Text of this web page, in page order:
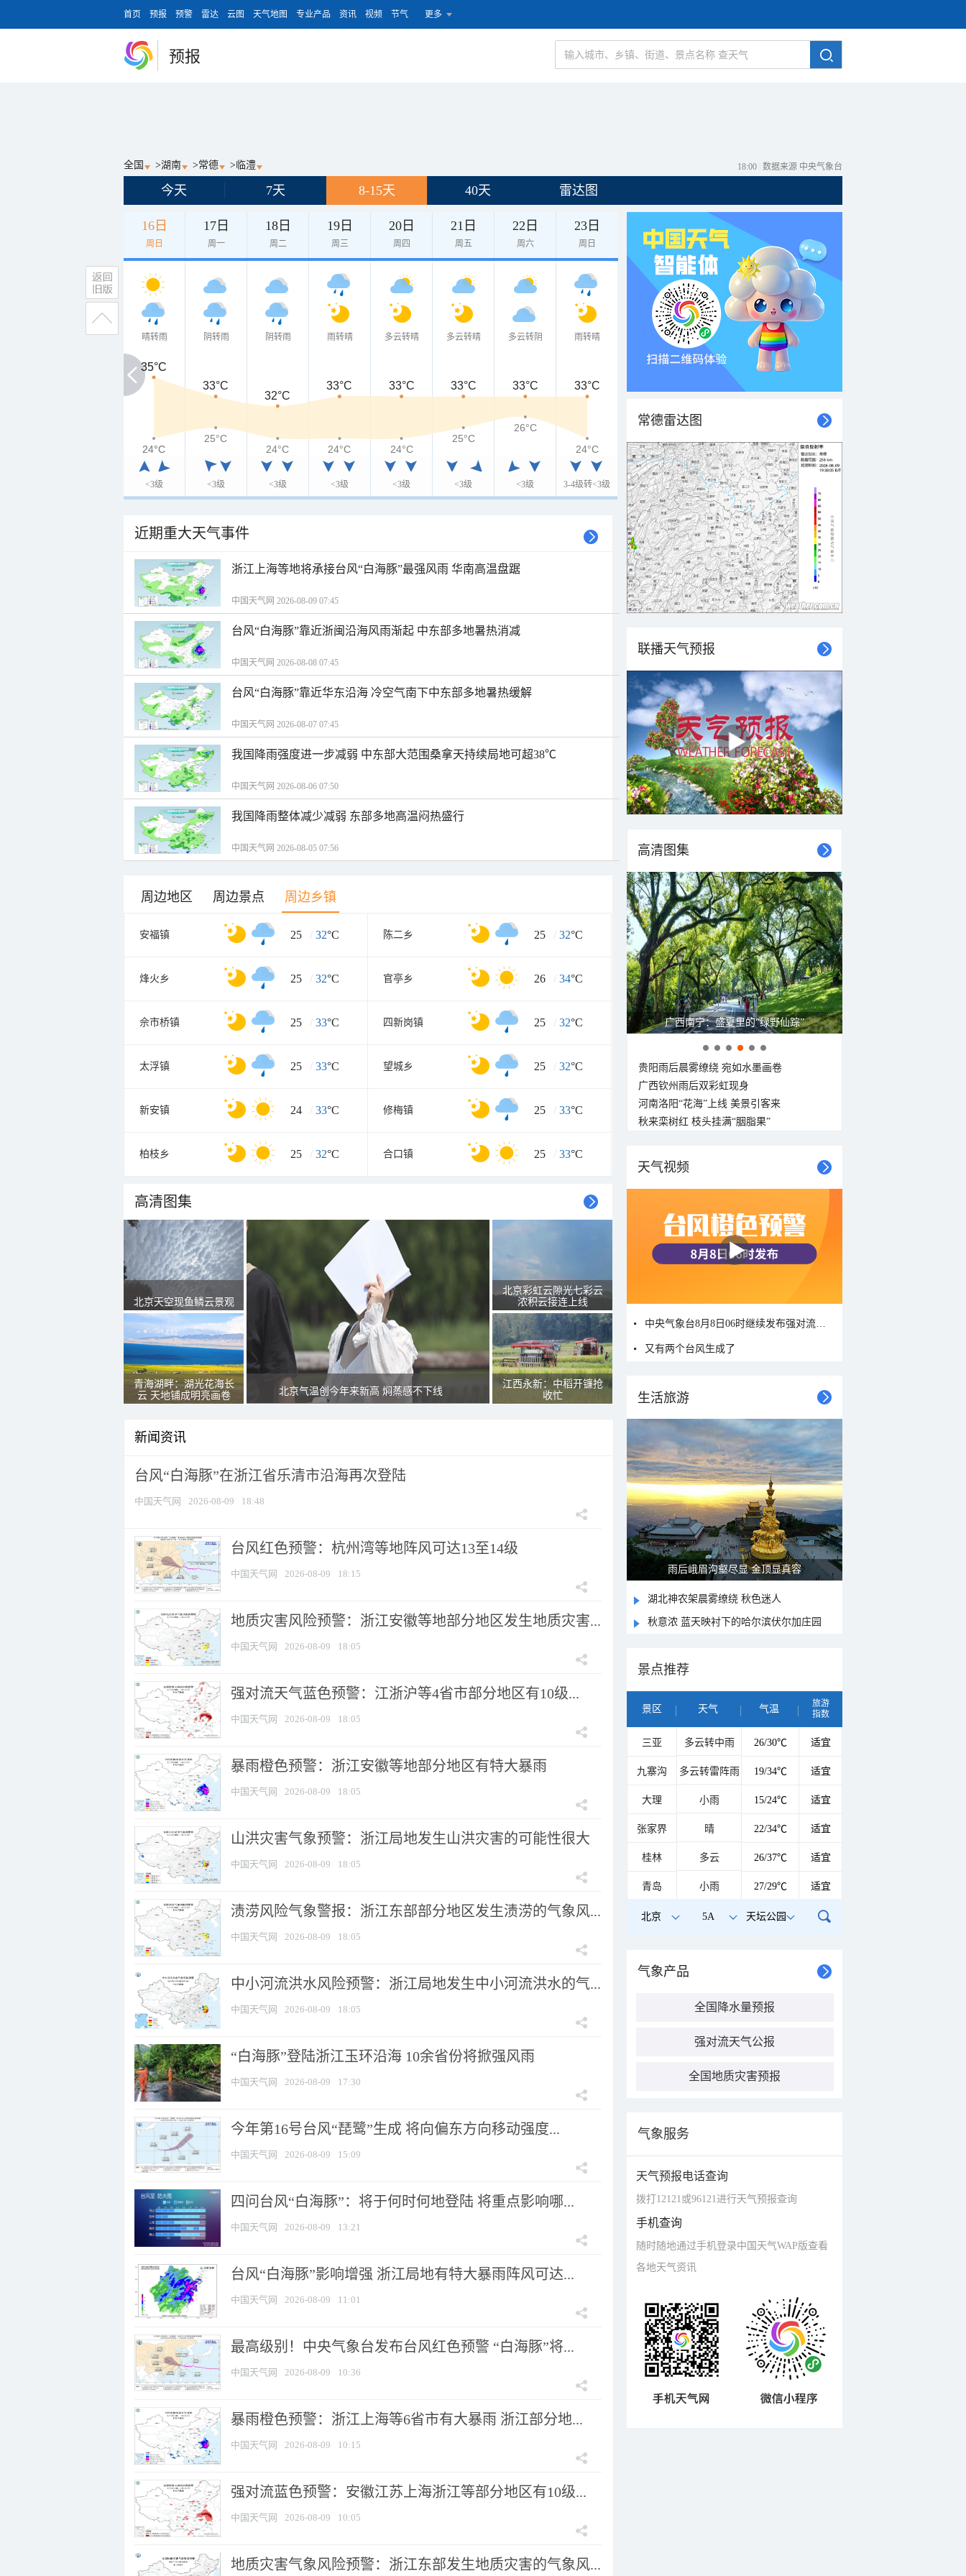
首页 预报 预警 雷达 云图 天气地图 专业产品 资讯 视频 节气 更多
预报
全国 >湖南 >常德 > 临澧 18:00 数据来源 中央气象台
今天 7天 8-15天 40天 雷达图
16日
周日
17日
周一
18日
周二
19日
周三
20日
周四
21日
周五
22日
周六
23日
周日
晴转雨
<3级
阴转雨
<3级
阴转雨
<3级
雨转晴
<3级
多云转晴
<3级
多云转晴
<3级
多云转阴
<3级
雨转晴
3-4级转<3级
35°C
35°C
33°C
32°C
33°C 33°C 33°C 33°C 33°C
24°C
24°C
25°C
24°C
24°C 24°C
25°C
26°C
24°C
近期重大天气事件
浙江上海等地将承接台风“白海豚”最强风雨 华南高温盘踞
中国天气网 2026-08-09 07:45
台风“白海豚”靠近浙闽沿海风雨渐起 中东部多地暑热消减
中国天气网 2026-08-08 07:45
台风“白海豚”靠近华东沿海 冷空气南下中东部多地暑热缓解
中国天气网 2026-08-07 07:45
我国降雨强度进一步减弱 中东部大范围桑拿天持续局地可超38℃
中国天气网 2026-08-06 07:50
我国降雨整体减少减弱 东部多地高温闷热盛行
中国天气网 2026-08-05 07:56
周边地区 周边景点 周边乡镇
安福镇 25 / 32°C 陈二乡 25 / 32°C
烽火乡 25 / 32°C 官亭乡 26 / 34°C
佘市桥镇 25 / 33°C 四新岗镇 25 / 32°C
太浮镇 25 / 33°C 望城乡 25 / 32°C
新安镇 24 / 33°C 修梅镇 25 / 33°C
柏枝乡 25 / 32°C 合口镇 25 / 33°C
高清图集
北京天空现鱼鳞云景观
青海湖畔：湖光花海长
云 天地铺成明亮画卷
北京气温创今年来新高 焖蒸感不下线
北京彩虹云隙光七彩云
浓积云接连上线
江西永新：中稻开镰抢
收忙
新闻资讯
台风“白海豚”在浙江省乐清市沿海再次登陆
中国天气网 2026-08-09 18:48
​台风红色预警：杭州湾等地阵风可达13至14级
中国天气网 2026-08-09 18:15
地质灾害风险预警：浙江安徽等地部分地区发生地质灾害...
中国天气网 2026-08-09 18:05
强对流天气蓝色预警：江浙沪等4省市部分地区有10级...
中国天气网 2026-08-09 18:05
暴雨橙色预警：浙江安徽等地部分地区有特大暴雨
中国天气网 2026-08-09 18:05
山洪灾害气象预警：浙江局地发生山洪灾害的可能性很大
中国天气网 2026-08-09 18:05
渍涝风险气象警报：浙江东部部分地区发生渍涝的气象风...
中国天气网 2026-08-09 18:05
中小河流洪水风险预警：浙江局地发生中小河流洪水的气...
中国天气网 2026-08-09 18:05
“白海豚”登陆浙江玉环沿海 10余省份将掀强风雨
中国天气网 2026-08-09 17:30
今年第16号台风“琵鹭”生成 将向偏东方向移动强度...
中国天气网 2026-08-09 15:09
四问台风“白海豚”：将于何时何地登陆 将重点影响哪...
中国天气网 2026-08-09 13:21
台风“白海豚”影响增强 浙江局地有特大暴雨阵风可达...
中国天气网 2026-08-09 11:01
最高级别！中央气象台发布台风红色预警 “白海豚”将...
中国天气网 2026-08-09 10:36
暴雨橙色预警：浙江上海等6省市有大暴雨 浙江部分地...
中国天气网 2026-08-09 10:15
强对流蓝色预警：安徽江苏上海浙江等部分地区有10级...
中国天气网 2026-08-09 10:05
地质灾害气象风险预警：浙江东部发生地质灾害的气象风...
常德雷达图
联播天气预报
高清图集
广西南宁：盛夏里的“绿野仙踪”
贵阳雨后晨雾缭绕 宛如水墨画卷
广西钦州雨后双彩虹现身
河南洛阳“花海”上线 美景引客来
秋来栾树红 枝头挂满“胭脂果”
天气视频
又有两个台风生成了
生活旅游
雨后峨眉沟壑尽显 金顶显真容
湖北神农架晨雾缭绕 秋色迷人
秋意浓 蓝天映衬下的哈尔滨伏尔加庄园
景点推荐
景区 天气 气温
旅游
指数
三亚 多云转中雨 26/30℃ 适宜
九寨沟 多云转雷阵雨 19/34℃ 适宜
大理 小雨 15/24℃ 适宜
张家界 晴 22/34℃ 适宜
桂林 多云 26/37℃ 适宜
青岛 小雨 27/29℃ 适宜
北京 5A 天坛公园
气象产品
全国降水量预报
强对流天气公报
全国地质灾害预报
气象服务
天气预报电话查询
拨打12121或96121进行天气预报查询
手机查询
随时随地通过手机登录中国天气WAP版查看
各地天气资讯